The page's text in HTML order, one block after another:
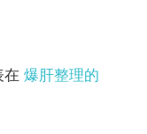
在爆肝整理的